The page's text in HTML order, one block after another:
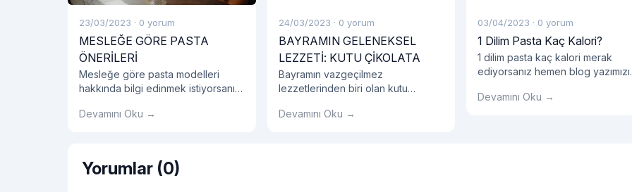
23/03/2023 · 0 yorum
MESLEĞE GÖRE PASTA
ÖNERİLERİ
Mesleğe göre pasta modelleri
hakkında bilgi edinmek istiyorsanız
Devamını Oku →
24/03/2023 · 0 yorum
BAYRAMIN GELENEKSEL
LEZZETİ: KUTU ÇİKOLATA
Bayramın vazgeçilmez
lezzetlerinden biri olan kutu
hediyeleşme geleneğimizin önemli
Devamını Oku →
03/04/2023 · 0 yorum
1 Dilim Pasta Kaç Kalori?
1 dilim pasta kaç kalori merak
ediyorsanız hemen blog yazımızı
Devamını Oku →
Yorumlar (0)